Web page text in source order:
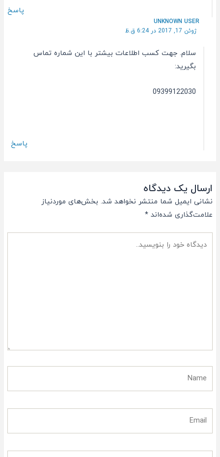
پاسخ
UNKNOWN USER
ژوئن 17, 2017 در 6:24 ق.ظ
سلام. جهت کسب اطلاعات بیشتر با این شماره تماس
بگیرید:
09399122030
پاسخ
ارسال یک دیدگاه
نشانی ایمیل شما منتشر نخواهد شد. بخش‌های موردنیاز
علامت‌گذاری شده‌اند *
دیدگاه